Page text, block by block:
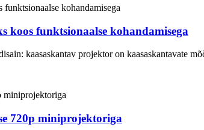
koos funktsionaalse kohandamisega
kaasaskantav projektor on kaasaskantavate
720p miniprojektoriga